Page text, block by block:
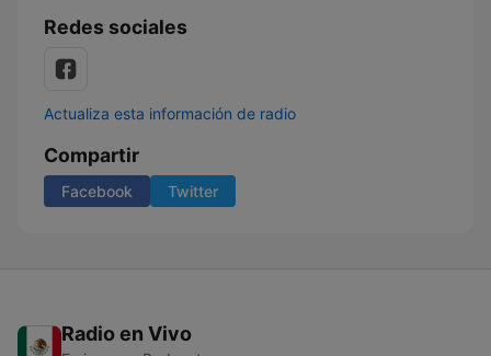
Redes sociales
Actualiza esta información de radio
Compartir
Facebook Twitter
Radio en Vivo